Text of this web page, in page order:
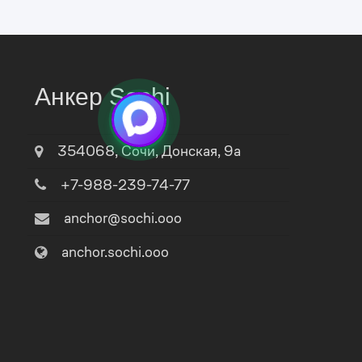
Анкер Sochi
354068,Сочи,Донская, 9а
+7-988-239-74-77
anchor@sochi.ooo
anchor.sochi.ooo